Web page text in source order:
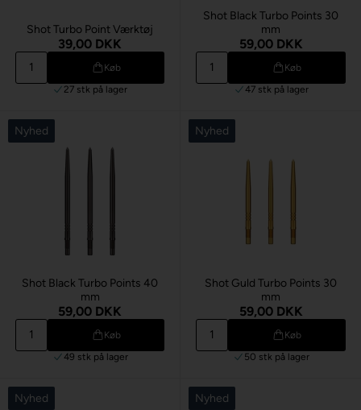
Shot Turbo Point Værktøj
39,00 DKK
Køb
27 stk på lager
Shot Black Turbo Points 30
mm
59,00 DKK
Køb
47 stk på lager
Nyhed
Shot Black Turbo Points 40
mm
59,00 DKK
Køb
49 stk på lager
Nyhed
Shot Guld Turbo Points 30
mm
59,00 DKK
Køb
50 stk på lager
Nyhed Nyhed